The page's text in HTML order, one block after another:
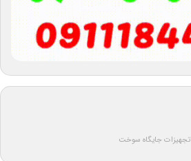
تجهیزات جایگاه سوخت